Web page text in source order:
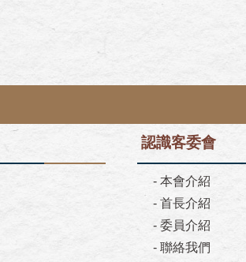
認識客委會
- 本會介紹
- 首長介紹
- 委員介紹
- 聯絡我們